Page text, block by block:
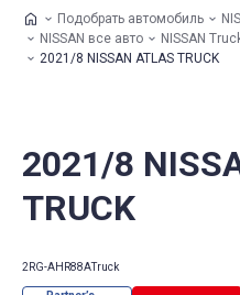
Подобрать автомобиль
NISSAN все авто
NISSAN
2021/8 NISSAN ATLAS TRUCK
2021/8
TRUCK
2RG-AHR88ATruck